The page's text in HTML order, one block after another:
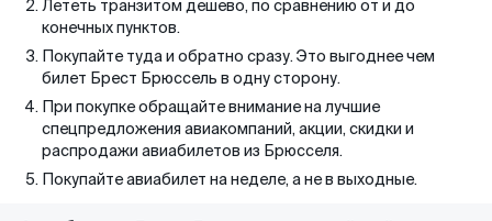
Лететь транзитом дешево, по сравнению от и до
конечных пунктов.
Покупайте туда и обратно сразу. Это выгоднее чем
билет Брест Брюссель в одну сторону.
При покупке обращайте внимание на лучшие
спецпредложения авиакомпаний, акции, скидки и
распродажи авиабилетов из Брюсселя.
Покупайте авиабилет на неделе, а не в выходные.